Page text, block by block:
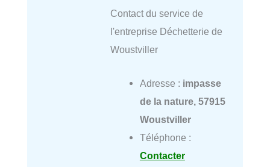
Contact du service de
l'entreprise Déchetterie de
Woustviller
Adresse : impasse
de la nature, 57915
Woustviller
Téléphone :
Contacter